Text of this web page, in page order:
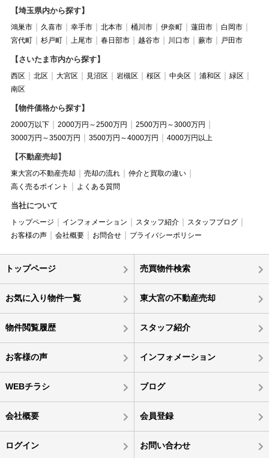
【埼玉県内から探す】
鴻巣市 久喜市 幸手市 北本市 桶川市 伊奈町 蓮田市
白岡市
宮代町
杉戸町 上尾市 春日部市 越谷市 川口市 蕨市 戸田市
【さいたま市内から探す】
西区 北区 大宮区 見沼区 岩槻区 桜区 中央区 浦和区
緑区
南区
【物件価格から探す】
2000万以下 2000万円～2500万円
2500万円～3000万円
3000万円～3500万円
3500万円～4000万円 4000万円以上
【不動産売却】
東大宮の不動産売却 売却の流れ
仲介と買取の違い
高く売るポイント
よくある質問
当社について
トップページ インフォメーション スタッフ紹介
スタッフブログ
お客様の声
会社概要 お問合せ プライバシーポリシー
トップページ 売買物件検索
お気に入り物件一覧 東大宮の不動産売却
物件閲覧履歴 スタッフ紹介
お客様の声 インフォメーション
WEBチラシ ブログ
会社概要 会員登録
ログイン お問い合わせ